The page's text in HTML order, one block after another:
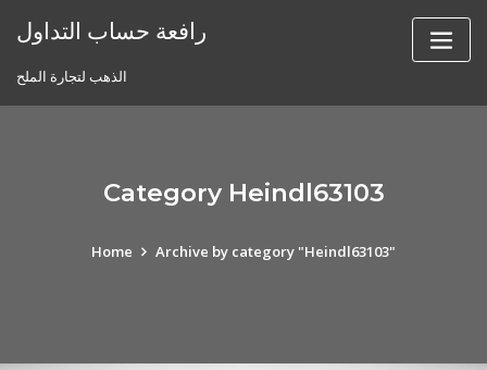
رافعة حساب التداول
الذهب لتجارة الملح
Category Heindl63103
Home Archive by category "Heindl63103"